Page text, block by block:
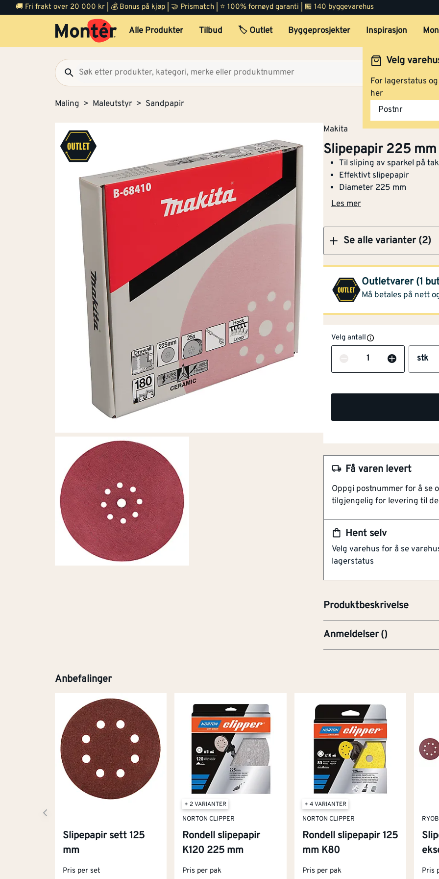
🚚 Fri frakt over 20 000 kr | 💰 Bonus på kjøp | 🤝 Prismatch | ⭐ 100% fornøyd garanti | 🏪 140 byggevarehus
Alle Produkter Tilbud 🏷️ Outlet Byggeprosjekter Inspirasjon
Velg
For lagerstatus
her
Postnr
Maling Maleutstyr Sandpapir
Makita
Slipepapir 225
Til sliping av sparkel på
Effektivt slipepapir
Diameter 225 mm
Les mer
Se alle varianter (2)
Slipepapir 225 mm B-
80 25 stk
Slipepapir 225 mm B-
180 25 stk
Outletvarer (1
Må betales på nett
Montér Farsund(0.64
Opprinnelig pris 769,-
Velg antall
Antall stk
Hent selv
Velg varehus for å se
lagerstatus
Få varen levert
Oppgi postnummer for å se
tilgjengelig for levering til
Produktbeskrivelse
Effektivt slipepapir
Korning 320
25 stk per pakning
25 stk slipepapir leveres i
korning 320. Beregnet til
sliping av sparkling på
forhindrer at slipestøv
Anmeldelser()
Anbefalinger
Slipepapir sett 125
mm
Pris per set
+ 2 VARIANTER
NORTON CLIPPER
Rondell slipepapir
K120 225 mm
Pris per pak
+ 4 VARIANTER
NORTON CLIPPER
Rondell slipepapir 125
mm K80
Pris per pak Pris